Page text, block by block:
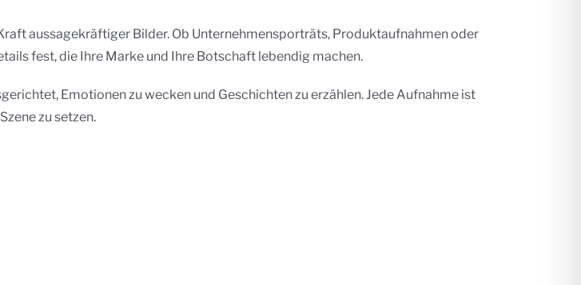
aussagekräftiger Bilder. Ob Unternehmensporträts, Produktaufnahmen oder
fest, die Ihre Marke und Ihre Botschaft lebendig machen.
Emotionen zu wecken und Geschichten zu erzählen. Jede Aufnahme ist
zu setzen.